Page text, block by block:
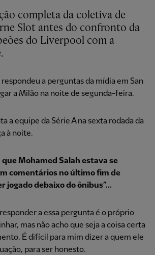
completa da coletiva de
Slot antes do confronto da
do Liverpool com a
a perguntas da mídia em San
a Milão na noite de segunda-feira.
a equipe da Série A na sexta rodada da
à noite.
que Mohamed Salah estava se
comentários no último fim de
jogado debaixo do ônibus”...
a essa pergunta é o próprio
mas não acho que seja a coisa certa
É difícil para mim dizer a quem ele
para ser honesto.